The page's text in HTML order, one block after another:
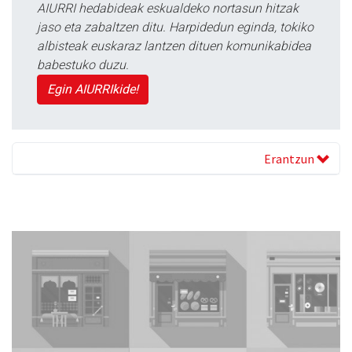
AIURRI hedabideak eskualdeko nortasun hitzak
jaso eta zabaltzen ditu. Harpidedun eginda, tokiko
albisteak euskaraz lantzen dituen komunikabidea
babestuko duzu.
Egin AIURRIkide!
Erantzun